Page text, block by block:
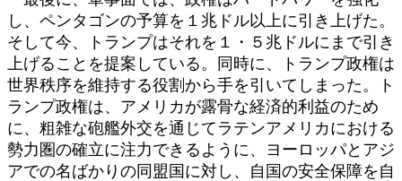
し、ペンタゴンの予算を１兆ドル以上に引き上げた。
そして今、トランプはそれを１・５兆ドルにまで引き
上げることを提案している。同時に、トランプ政権は
世界秩序を維持する役割から手を引いてしまった。ト
ランプ政権は、アメリカが露骨な経済的利益のため
に、粗雑な砲艦外交を通じてラテンアメリカにおける
勢力圏の確立に注力できるように、ヨーロッパとアジ
アでの名ばかりの同盟国に対し、自国の安全保障を自